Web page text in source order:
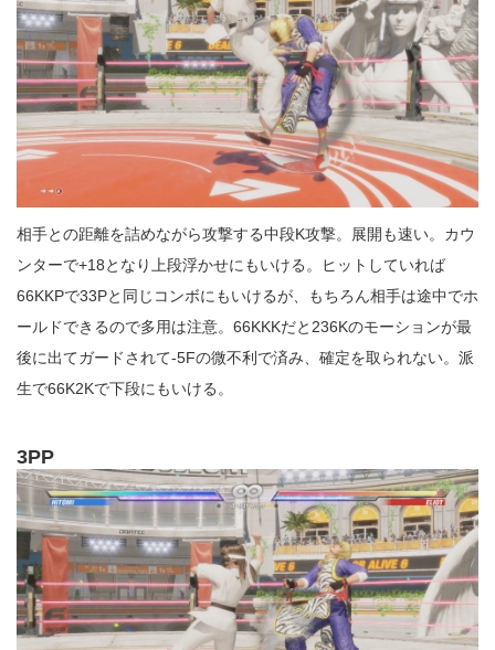
相手との距離を詰めながら攻撃する中段K攻撃。展開も速い。カウ
ンターで+18となり上段浮かせにもいける。ヒットしていれば
66KKPで33Pと同じコンボにもいけるが、もちろん相手は途中でホ
ールドできるので多用は注意。66KKKだと236Kのモーションが最
後に出てガードされて-5Fの微不利で済み、確定を取られない。派
生で66K2Kで下段にもいける。
3PP